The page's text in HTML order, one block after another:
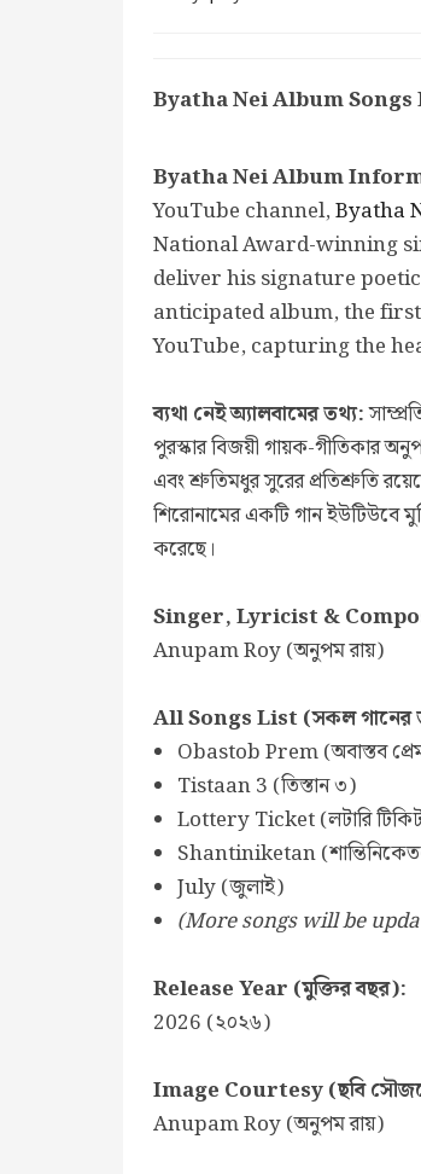
Byatha Nei Album Songs
Byatha Nei Album
YouTube channel,Byatha
National Award-winning
deliver his signature
anticipated album, the
YouTube, capturing the
ব্যথা নেই অ্যালবামের তথ্য:
পুরস্কার বিজয়ী গায়ক-গীতিকার
এবং শ্রুতিমধুর সুরের প্রতিশ্রুতি
শিরোনামের একটি গান ইউটিউবে
করেছে।
Singer, Lyricist &
Anupam Roy (অনুপম রায়)
All Songs List (সকল গানের
Obastob Prem (অবাস্তব
Tistaan 3 (তিস্তান ৩)
Lottery Ticket (লটারি
Shantiniketan
July (জুলাই)
(More songs will be
Release Year (মুক্তির বছর):
2026 (২০২৬)
Image Courtesy (ছবি
Anupam Roy (অনুপম রায়)